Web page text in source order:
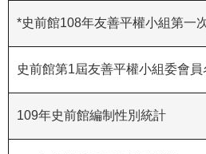
網
導
R
*史前館108年友善平權小組第一
史前館第1屆友善平權小組委會員
109年史前館編制性別統計